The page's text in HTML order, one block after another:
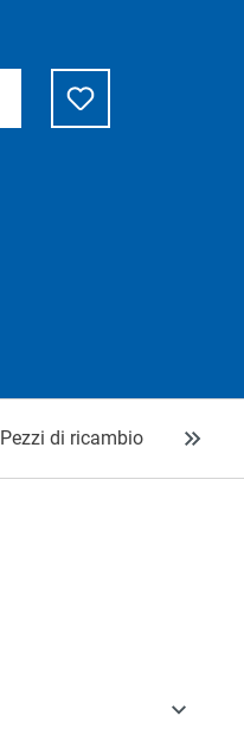
Pezzi di ricambio